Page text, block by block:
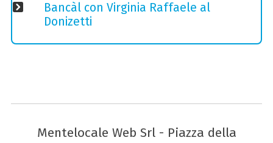
Bancàl con Virginia Raffaele al
Donizetti
Mentelocale Web Srl - Piazza della